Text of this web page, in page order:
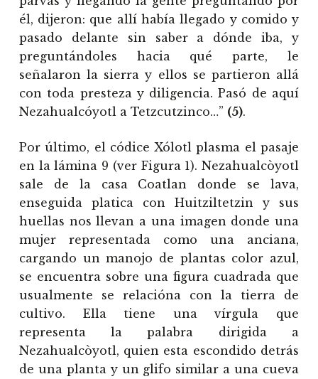
él, dijeron: que allí había llegado y comido y
pasado delante sin saber a dónde iba, y
preguntándoles hacia qué parte, le
señalaron la sierra y ellos se partieron allá
con toda presteza y diligencia. Pasó de aquí
Nezahualcóyotl a Tetzcutzinco…” (5).
Por último, el códice Xólotl plasma el pasaje
en la lámina 9 (ver Figura 1). Nezahualcòyotl
sale de la casa Coatlan donde se lava,
enseguida platica con Huitziltetzin y sus
huellas nos llevan a una imagen donde una
mujer representada como una anciana,
cargando un manojo de plantas color azul,
se encuentra sobre una figura cuadrada que
usualmente se relacióna con la tierra de
cultivo. Ella tiene una vírgula que
representa la palabra dirigida a
Nezahualcòyotl, quien esta escondido detrás
de una planta y un glifo similar a una cueva